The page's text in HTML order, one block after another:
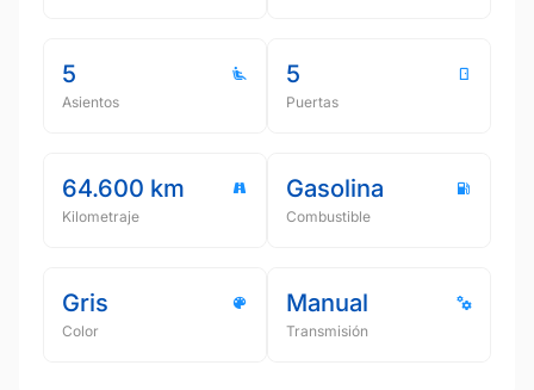
5
Asientos
5
Puertas
64.600 km
Kilometraje
Gasolina
Combustible
Gris
Color
Manual
Transmisión